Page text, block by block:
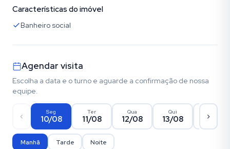
Características do imóvel
Banheiro social
Agendar visita
Escolha a data e o turno e aguarde a confirmação de nossa
equipe.
Seg
10/08
Ter
11/08
Qua
12/08
Qui
13/08 14/08
Manhã Tarde Noite